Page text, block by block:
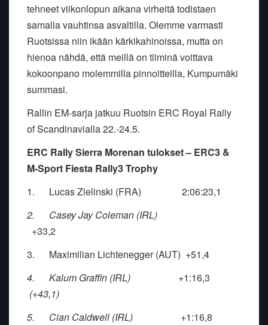
tehneet viikonlopun aikana virheitä todistaen
samalla vauhtinsa asvaltilla. Olemme varmasti
Ruotsissa niin ikään kärkikahinoissa, mutta on
hienoa nähdä, että meillä on tiiminä voittava
kokoonpano molemmilla pinnoitteilla, Kumpumäki
summasi.
Rallin EM-sarja jatkuu Ruotsin ERC Royal Rally
of Scandinavialla 22.-24.5.
ERC Rally Sierra Morenan tulokset – ERC3 &
M-Sport Fiesta Rally3 Trophy
1.
Lucas Zielinski (FRA) 2:06:23,1
2.
Casey Jay Coleman (IRL)
+33,2
3.
Maximilian Lichtenegger (AUT) +51,4
4.
Kalum Graffin (IRL) +1:16,3
(+43,1)
5.
Cian Caldwell (IRL) +1:16,8